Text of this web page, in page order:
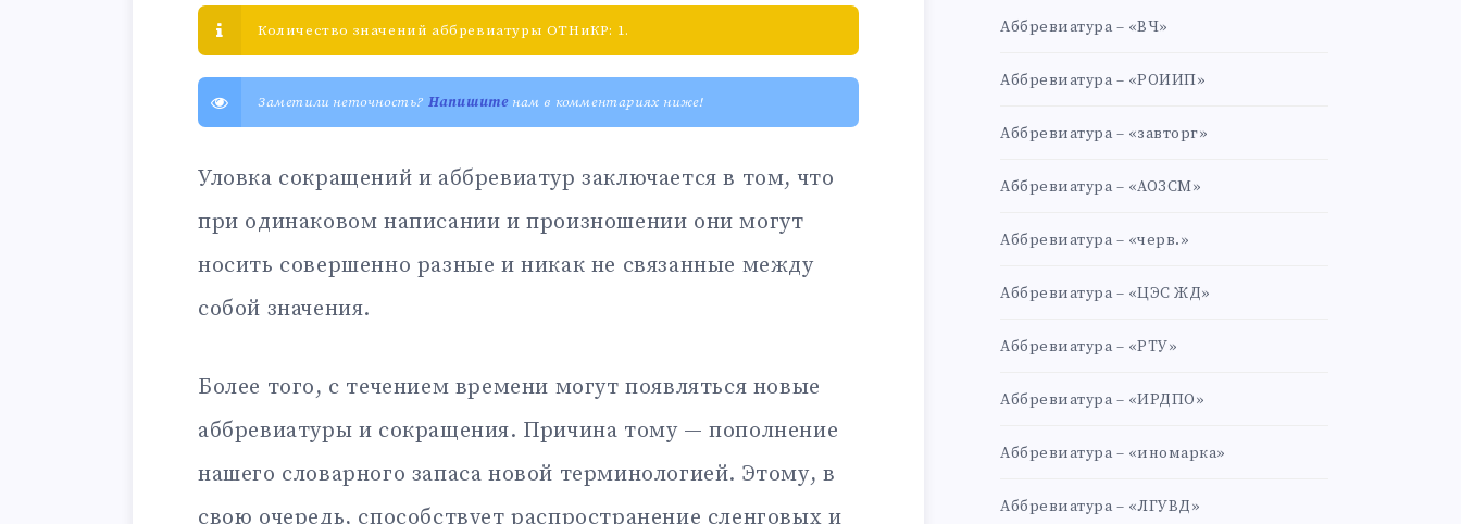
Количество значений аббревиатуры ОТНиКР: 1.
Заметили неточность? Напишитенам в комментариях ниже!
Уловка сокращений и аббревиатур заключается в том, что
при одинаковом написании и произношении они могут
носить совершенно разные и никак не связанные между
собой значения.
Более того, с течением времени могут появляться новые
аббревиатуры и сокращения. Причина тому — пополнение
нашего словарного запаса новой терминологией. Этому, в
свою очередь, способствует распространение сленговых и
Аббревиатура – «ВЧ»
Аббревиатура – «РОИИП»
Аббревиатура – «завторг»
Аббревиатура – «АОЗСМ»
Аббревиатура – «черв.»
Аббревиатура – «ЦЭС ЖД»
Аббревиатура – «РТУ»
Аббревиатура – «ИРДПО»
Аббревиатура – «иномарка»
Аббревиатура – «ЛГУВД»